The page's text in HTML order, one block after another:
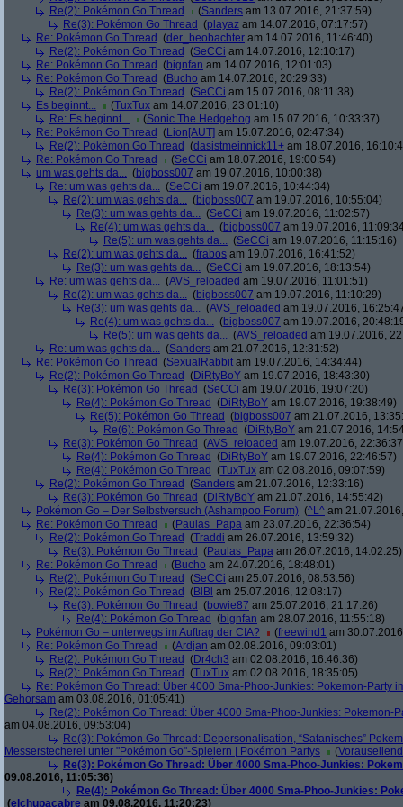
Re(2): Pokémon Go Thread
(Sanders am 13.07.2016, 21:37:59)
Re(3): Pokémon Go Thread (playaz am 14.07.2016, 07:17:57)
Re: Pokémon Go Thread (der_beobachter am 14.07.2016, 11:46:40)
Re(2): Pokémon Go Thread (SeCCi am 14.07.2016, 12:10:17)
Re: Pokémon Go Thread (bignfan am 14.07.2016, 12:01:03)
Re: Pokémon Go Thread (Bucho am 14.07.2016, 20:29:33)
Re(2): Pokémon Go Thread (SeCCi am 15.07.2016, 08:11:38)
Es beginnt...
(TuxTux am 14.07.2016, 23:01:10)
Re: Es beginnt...
(Sonic The Hedgehog am 15.07.2016, 10:33:37)
Re: Pokémon Go Thread (Lion[AUT] am 15.07.2016, 02:47:34)
Re(2): Pokémon Go Thread (dasistmeinnick11+ am 18.07.2016,
Re: Pokémon Go Thread
(SeCCi am 18.07.2016, 19:00:54)
um was gehts da... (bigboss007 am 19.07.2016, 10:00:38)
Re: um was gehts da... (SeCCi am 19.07.2016, 10:44:34)
Re(2): um was gehts da... (bigboss007 am 19.07.2016, 10:55:04)
Re(3): um was gehts da... (SeCCi am 19.07.2016, 11:02:57)
Re(4): um was gehts da... (bigboss007 am 19.07.2016,
Re(5): um was gehts da... (SeCCi am 19.07.2016, 11:15:16)
Re(2): um was gehts da... (frabos am 19.07.2016, 16:41:52)
Re(3): um was gehts da... (SeCCi am 19.07.2016, 18:13:54)
Re: um was gehts da... (AVS_reloaded am 19.07.2016, 11:01:51)
Re(2): um was gehts da... (bigboss007 am 19.07.2016, 11:10:29)
Re(3): um was gehts da... (AVS_reloaded am 19.07.2016,
Re(4): um was gehts da... (bigboss007 am 19.07.2016,
Re(5): um was gehts da... (AVS_reloaded am 19.07.2016,
Re: um was gehts da... (Sanders am 21.07.2016, 12:31:52)
Re: Pokémon Go Thread (SexualRabbit am 19.07.2016, 14:34:44)
Re(2): Pokémon Go Thread (DiRtyBoY am 19.07.2016, 18:43:30)
Re(3): Pokémon Go Thread (SeCCi am 19.07.2016, 19:07:20)
Re(4): Pokémon Go Thread (DiRtyBoY am 19.07.2016, 19:38:49)
Re(5): Pokémon Go Thread (bigboss007 am 21.07.2016,
Re(6): Pokémon Go Thread (DiRtyBoY am 21.07.2016,
Re(3): Pokémon Go Thread (AVS_reloaded am 19.07.2016,
Re(4): Pokémon Go Thread (DiRtyBoY am 19.07.2016, 22:46:57)
Re(4): Pokémon Go Thread (TuxTux am 02.08.2016, 09:07:59)
Re(2): Pokémon Go Thread (Sanders am 21.07.2016, 12:33:16)
Re(3): Pokémon Go Thread (DiRtyBoY am 21.07.2016, 14:55:42)
Pokémon Go – Der Selbstversuch (Ashampoo Forum) (^L^ am
Re: Pokémon Go Thread
(Paulas_Papa am 23.07.2016, 22:36:54)
Re(2): Pokémon Go Thread (Traddi am 26.07.2016, 13:59:32)
Re(3): Pokémon Go Thread (Paulas_Papa am 26.07.2016, 14:02:25)
Re: Pokémon Go Thread
(Bucho am 24.07.2016, 18:48:01)
Re(2): Pokémon Go Thread (SeCCi am 25.07.2016, 08:53:56)
Re(2): Pokémon Go Thread (BlBl am 25.07.2016, 12:08:17)
Re(3): Pokémon Go Thread (bowie87 am 25.07.2016, 21:17:26)
Re(4): Pokémon Go Thread (bignfan am 28.07.2016, 11:55:18)
Pokémon Go – unterwegs im Auftrag der CIA?
(freewind1 am
Re: Pokémon Go Thread
(Ardjan am 02.08.2016, 09:03:01)
Re(2): Pokémon Go Thread (Dr4ch3 am 02.08.2016, 16:46:36)
Re(2): Pokémon Go Thread (TuxTux am 02.08.2016, 18:35:05)
Re: Pokémon Go Thread: Über 4000 Sma-Phoo-Junkies: Pokemon-Party
Gehorsam am 03.08.2016, 01:05:41)
Re(2): Pokémon Go Thread: Über 4000 Sma-Phoo-Junkies: Pokemon-
am 04.08.2016, 09:53:04)
Re(3): Pokémon Go Thread: Depersonalisation, “Satanisches”
Messerstecherei unter "Pokémon Go"-Spielern | Pokémon Partys
(
Re(3): Pokémon Go Thread: Über 4000 Sma-Phoo-Junkies:
09.08.2016, 11:05:36)
Re(4): Pokémon Go Thread: Über 4000 Sma-Phoo-Junkies:
(elchupacabre am 09.08.2016, 11:20:23)